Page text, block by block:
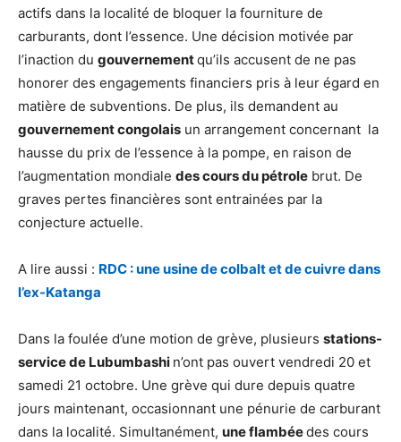
actifs dans la localité de bloquer la fourniture de
carburants, dont l’essence. Une décision motivée par
l’inaction du gouvernementqu’ils accusent de ne pas
honorer des engagements financiers pris à leur égard en
matière de subventions. De plus, ils demandent au
gouvernement congolais un arrangement concernant la
hausse du prix de l’essence à la pompe, en raison de
l’augmentation mondiale des cours du pétrole brut. De
graves pertes financières sont entrainées par la
conjecture actuelle.
A lire aussi : RDC : une usine de colbalt et de cuivre dans
l’ex-Katanga
Dans la foulée d’une motion de grève, plusieurs stations-
service de Lubumbashi n’ont pas ouvert vendredi 20 et
samedi 21 octobre. Une grève qui dure depuis quatre
jours maintenant, occasionnant une pénurie de carburant
dans la localité. Simultanément, une flambéedes cours